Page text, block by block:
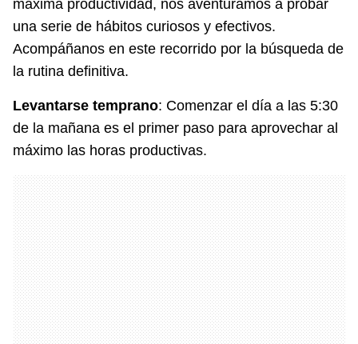
máxima productividad, nos aventuramos a probar
una serie de hábitos curiosos y efectivos.
Acompáñanos en este recorrido por la búsqueda de
la rutina definitiva.
Levantarse temprano: Comenzar el día a las 5:30
de la mañana es el primer paso para aprovechar al
máximo las horas productivas.